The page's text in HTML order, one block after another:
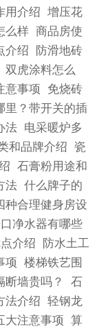
用介绍
增压花
么样 商品房使
介绍
防滑地砖
双虎涂料怎么
意事项
免烧砖
里？带开关的插
法 电采暖炉多
和品牌介绍
瓷
石膏粉用途和
法 什么牌子的
种合理健身房设
净水器有哪些
介绍
防水土工
项
楼梯铁艺围
断墙贵吗？
石
法介绍
轻钢龙
大注意事项
算